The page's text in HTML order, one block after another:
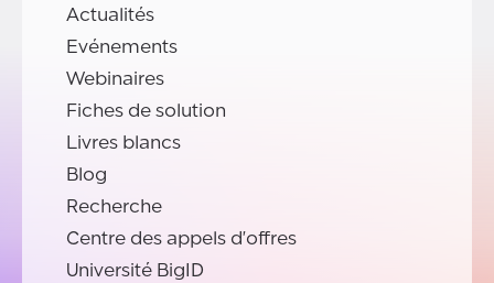
Actualités
Evénements
Webinaires
Fiches de solution
Livres blancs
Blog
Recherche
Centre des appels d'offres
Université BigID